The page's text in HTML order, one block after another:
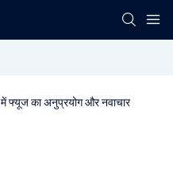
में फ्यूज का अनुप्रयोग और नवाचार